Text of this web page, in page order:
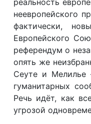
реальность
неевропейского
фактически,
Европейского
референдум о
опять же
Сеуте и Мелилье
гуманитарных
Речь идёт, как
угрозой